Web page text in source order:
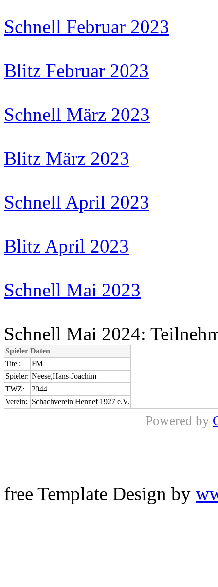
Schnell Februar 2023
Blitz Februar 2023
Schnell März 2023
Blitz März 2023
Schnell April 2023
Blitz April 2023
Schnell Mai 2023
Schnell Mai 2024:
Spieler-Daten
Titel:
FM
Spieler: Neese,Hans-Joachim
TWZ:
2044
Verein:
Schachverein Hennef 1927 e.V.
Powered by
free Template Design by